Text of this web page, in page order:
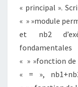
« principal ».
« » »module
et nb2
« » »fonction de
« = »,